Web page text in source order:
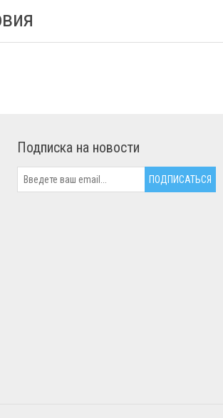
Подписка на новости